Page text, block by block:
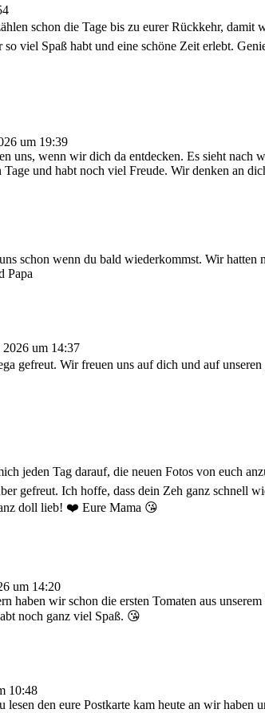
schon die Tage bis zu eurer Rückkehr,
viel Spaß habt und eine schöne Zeit erlebt.
um 19:39
uns, wenn wir dich da entdecken. Es sieht
und habt noch viel Freude. Wir denken an
schon wenn du bald wiederkommst. Wir
Papa
2026 um 14:37
gefreut. Wir freuen uns auf dich und auf
jeden Tag darauf, die neuen Fotos von euch
gefreut. Ich hoffe, dass dein Zeh ganz schnell
doll lieb! ❤️ Eure Mama 😘
um 14:20
haben wir schon die ersten Tomaten aus
noch ganz viel Spaß. 😘
10:48
den eure Postkarte kam heute an wir